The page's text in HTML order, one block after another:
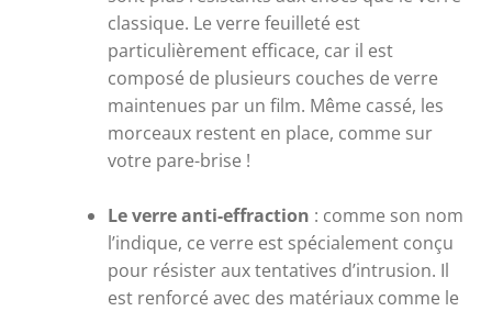
classique. Le verre feuilleté est
particulièrement efficace, car il est
composé de plusieurs couches de verre
maintenues par un film. Même cassé, les
morceaux restent en place, comme sur
votre pare-brise !
Le verre anti-effraction : comme son nom
l’indique, ce verre est spécialement conçu
pour résister aux tentatives d’intrusion. Il
est renforcé avec des matériaux comme le